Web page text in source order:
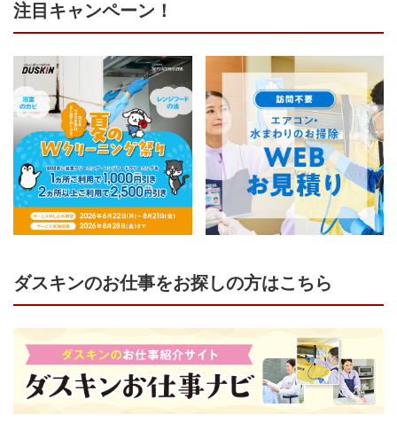
注目キャンペーン！
ダスキンのお仕事をお探しの方はこちら